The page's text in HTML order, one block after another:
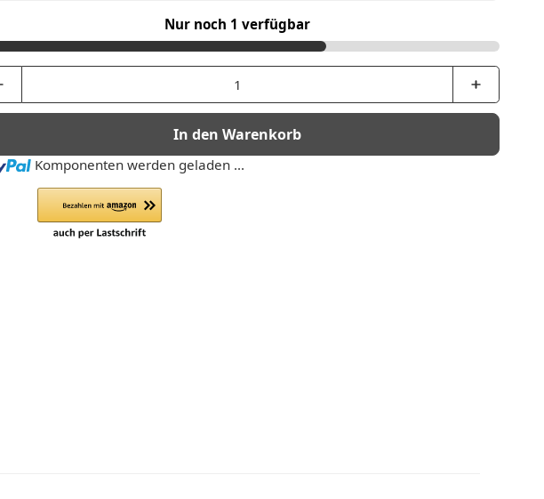
Nur noch 1 verfügbar
In den Warenkorb
Komponenten werden geladen ...